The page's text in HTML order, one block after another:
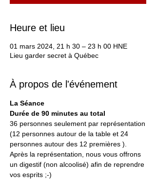
Heure et lieu
01 mars 2024, 21 h 30 – 23 h 00 HNE
Lieu garder secret à Québec
À propos de l'événement
La Séance
Durée de 90 minutes au total
36 personnes seulement par représentation
(12 personnes autour de la table et 24
personnes autour des 12 premières ).
Après la représentation, nous vous offrons
un digestif (non alcoolisé) afin de reprendre
vos esprits ;-)